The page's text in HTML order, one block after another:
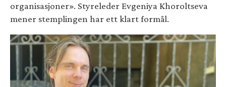
organisasjoner». Styreleder Evgeniya Khoroltseva
mener stemplingen har ett klart formål.